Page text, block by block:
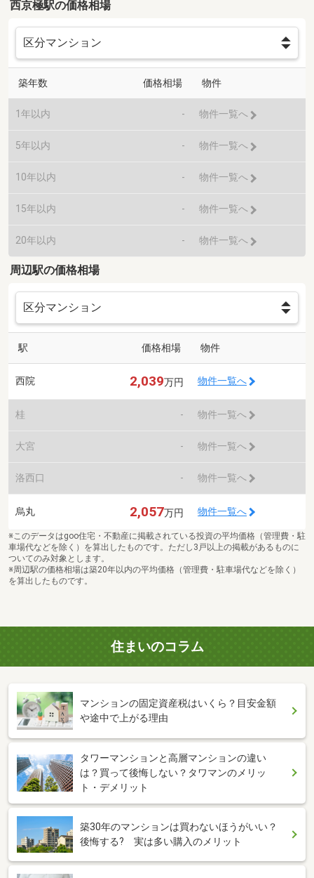
西京極駅の価格相場
築年数 価格相場 物件
1年以内 - 物件一覧へ
5年以内 - 物件一覧へ
10年以内 - 物件一覧へ
15年以内 - 物件一覧へ
20年以内 - 物件一覧へ
周辺駅の価格相場
駅 価格相場 物件
西院 2,039万円 物件一覧へ
桂 - 物件一覧へ
大宮 - 物件一覧へ
洛西口 - 物件一覧へ
烏丸 2,057万円 物件一覧へ
※このデータはgoo住宅・不動産に掲載されている投資の平均価格（管理費・駐
車場代などを除く）を算出したものです。ただし3戸以上の掲載があるものに
ついてのみ対象とします。
※周辺駅の価格相場は築20年以内の平均価格（管理費・駐車場代などを除く）
を算出したものです。
住まいのコラム
マンションの固定資産税はいくら？目安金額
や途中で上がる理由
タワーマンションと高層マンションの違い
は？買って後悔しない？タワマンのメリッ
ト・デメリット
築30年のマンションは買わないほうがいい？
後悔する? 実は多い購入のメリット